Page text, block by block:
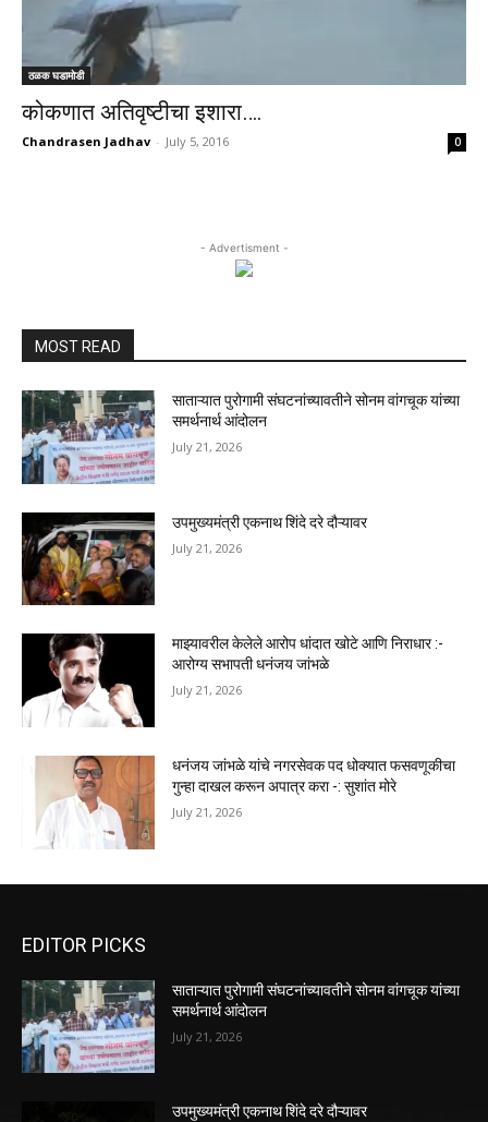
ठळक घडामोडी
कोकणात अतिवृष्टीचा इशारा….
Chandrasen Jadhav - July 5, 2016 0
- Advertisment -
MOST READ
साताऱ्यात पुरोगामी संघटनांच्यावतीने सोनम वांगचूक यांच्या
समर्थनार्थ आंदोलन
July 21, 2026
उपमुख्यमंत्री एकनाथ शिंदे दरे दौऱ्यावर
July 21, 2026
माझ्यावरील केलेले आरोप धांदात खोटे आणि निराधार :-
आरोग्य सभापती धनंजय जांभळे
July 21, 2026
धनंजय जांभळे यांचे नगरसेवक पद धोक्यात फसवणूकीचा
गुन्हा दाखल करून अपात्र करा -: सुशांत मोरे
July 21, 2026
EDITOR PICKS
साताऱ्यात पुरोगामी संघटनांच्यावतीने सोनम वांगचूक यांच्या
समर्थनार्थ आंदोलन
July 21, 2026
उपमुख्यमंत्री एकनाथ शिंदे दरे दौऱ्यावर